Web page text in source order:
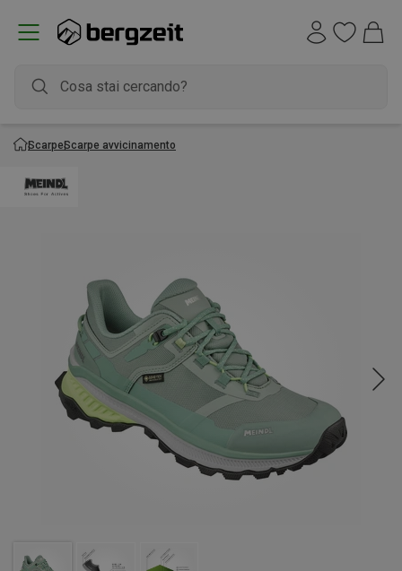
ScarpeScarpe avvicinamento